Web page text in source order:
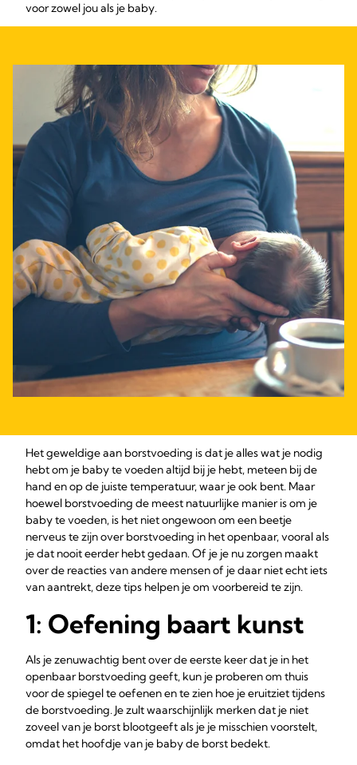
voor zowel jou als je baby.
Het geweldige aan borstvoeding is dat je alles wat je nodig
hebt om je baby te voeden altijd bij je hebt, meteen bij de
hand en op de juiste temperatuur, waar je ook bent. Maar
hoewel borstvoeding de meest natuurlijke manier is om je
baby te voeden, is het niet ongewoon om een beetje
nerveus te zijn over borstvoeding in het openbaar, vooral als
je dat nooit eerder hebt gedaan. Of je je nu zorgen maakt
over de reacties van andere mensen of je daar niet echt iets
van aantrekt, deze tips helpen je om voorbereid te zijn.
1: Oefening baart kunst
Als je zenuwachtig bent over de eerste keer dat je in het
openbaar borstvoeding geeft, kun je proberen om thuis
voor de spiegel te oefenen en te zien hoe je eruitziet tijdens
de borstvoeding. Je zult waarschijnlijk merken dat je niet
zoveel van je borst blootgeeft als je je misschien voorstelt,
omdat het hoofdje van je baby de borst bedekt.